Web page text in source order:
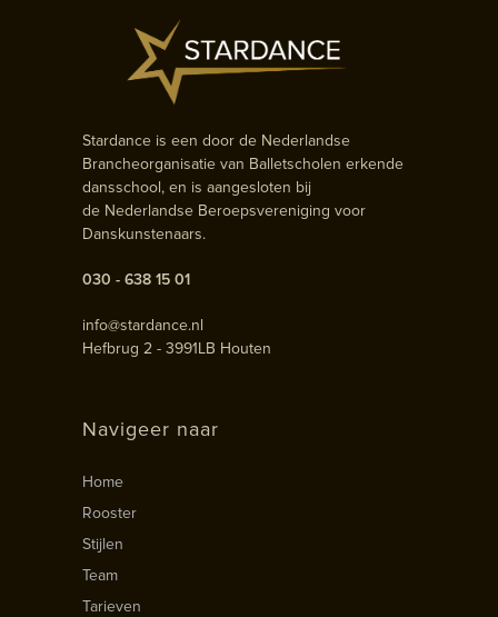
Stardance is een door de Nederlandse
Brancheorganisatie van Balletscholen erkende
dansschool, en is aangesloten bij
de Nederlandse Beroepsvereniging voor
Danskunstenaars.
030 - 638 15 01
info@stardance.nl
Hefbrug 2 - 3991LB Houten
Navigeer naar
Home
Rooster
Stijlen
Team
Tarieven